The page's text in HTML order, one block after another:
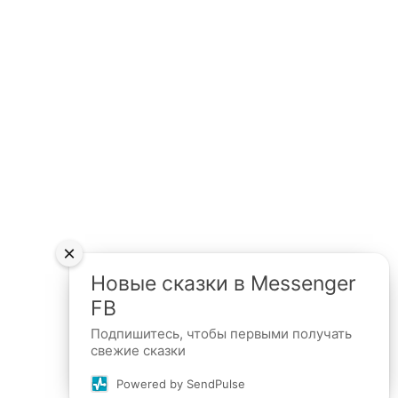
Новые сказки в Messenger
FB
Подпишитесь, чтобы первыми получать
свежие сказки
Powered by SendPulse
×